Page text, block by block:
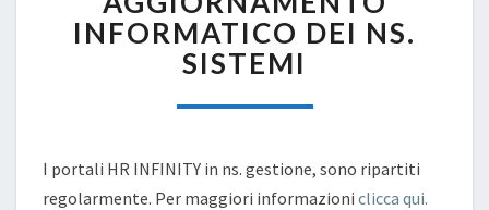
DEI
NS.
SISTEMI
INFORMATICO DEI NS.
SISTEMI
I portali HR INFINITY in ns. gestione, sono ripartiti
regolarmente. Per maggiori informazioni clicca qui.